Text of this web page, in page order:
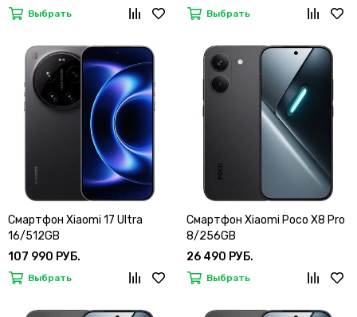
Выбрать Выбрать
Смартфон Xiaomi 17 Ultra
16/512GB
107 990 РУБ.
Выбрать
Смартфон Xiaomi Poco X8 Pro
8/256GB
26 490 РУБ.
Выбрать